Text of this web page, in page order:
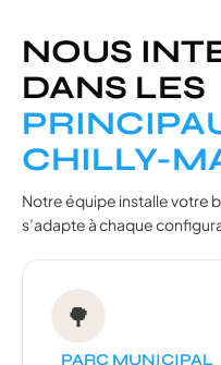
NOUS
DANS LES
CHILLY-
Notre équipe installe votre
s’adapte à chaque
🌳
PARC MUNICIPAL